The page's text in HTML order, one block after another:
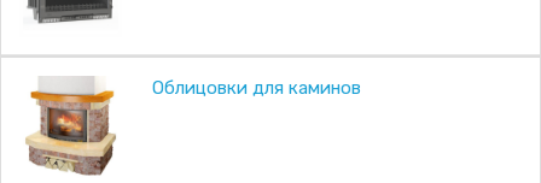
Облицовки для каминов